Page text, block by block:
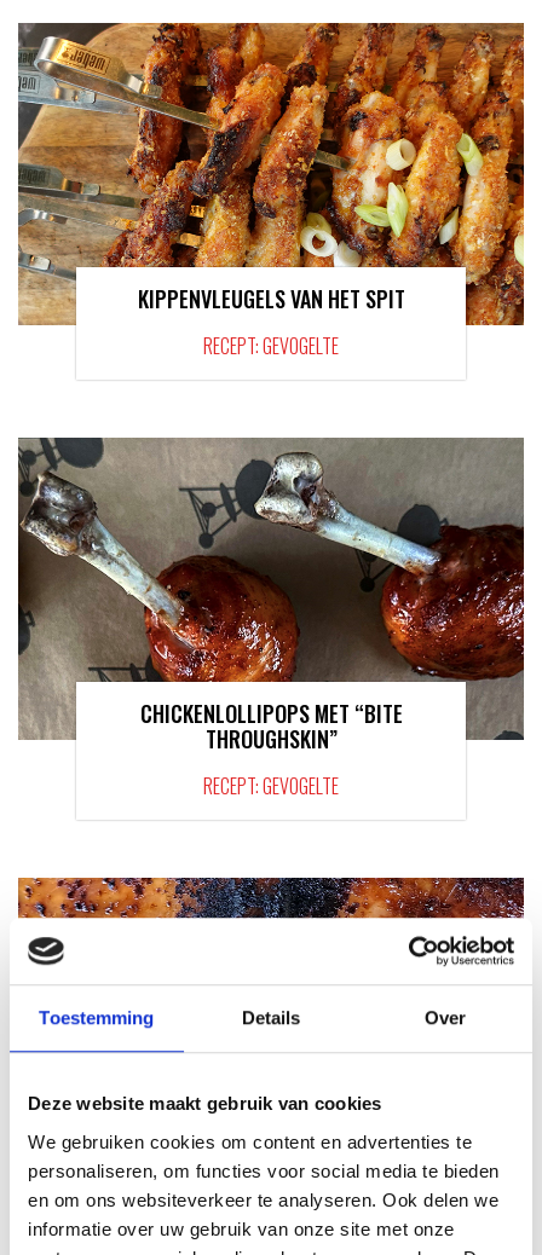
Toestemming Details Over
Deze website maakt gebruik van cookies
We gebruiken cookies om content en advertenties te
personaliseren, om functies voor social media te bieden
en om ons websiteverkeer te analyseren. Ook delen we
informatie over uw gebruik van onze site met onze
KIPPENVLEUGELS VAN HET SPIT
RECEPT: GEVOGELTE
CHICKENLOLLIPOPS MET “BITE
THROUGHSKIN”
RECEPT: GEVOGELTE
HELE KIP OP DE LUMIN
RECEPT: GEVOGELTE